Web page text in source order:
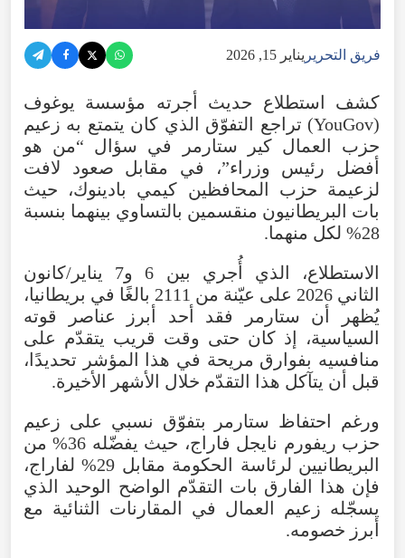
فريق التحرير يناير 15, 2026
كشف استطلاع حديث أجرته مؤسسة يوغوف
(YouGov) تراجع التفوّق الذي كان يتمتع به زعيم
حزب العمال كير ستارمر في سؤال “من هو
أفضل رئيس وزراء”، في مقابل صعود لافت
لزعيمة حزب المحافظين كيمي بادينوك، حيث
بات البريطانيون منقسمين بالتساوي بينهما بنسبة
28% لكل منهما.
الاستطلاع، الذي أُجري بين 6 و7 يناير/كانون
الثاني 2026 على عيّنة من 2111 بالغًا في بريطانيا،
يُظهر أن ستارمر فقد أحد أبرز عناصر قوته
السياسية، إذ كان حتى وقت قريب يتقدّم على
منافسيه بفوارق مريحة في هذا المؤشر تحديدًا،
قبل أن يتآكل هذا التقدّم خلال الأشهر الأخيرة.
ورغم احتفاظ ستارمر بتفوّق نسبي على زعيم
حزب ريفورم نايجل فاراج، حيث يفضّله 36% من
البريطانيين لرئاسة الحكومة مقابل 29% لفاراج،
فإن هذا الفارق بات التقدّم الواضح الوحيد الذي
يسجّله زعيم العمال في المقارنات الثنائية مع
أبرز خصومه.